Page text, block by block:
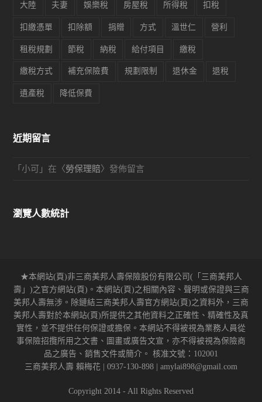
大陸 夫妻 娛樂稅 房屋稅 所得稅 扣稅
扣繳憑單 扣除額 捐贈 方式 溫世仁 營利
租稅規劃 節稅 納稅 給付項目 繳稅
繳稅方式 補充保險費 規劃限制 退休金 退稅
遺產稅 降低保費
近期留言
「 小可 」在〈勞保理賠〉發佈留言
瀏覽人數統計
★本網站(頁)非三商美邦人壽保險股份有限公司(「三商美邦人
壽」)之官方網站(頁)。本網站(頁)之相關內容、聲明或保證與三商
美邦人壽無涉。除鏈結三商美邦人壽官方網站(頁)之資料外，三商
美邦人壽對於本網站(頁)所提供之其他資料之正確性、精確性及真
實性，並不提供任何保證或擔保。本網站不得被視為業務人員從
事保險招攬所用之文書、圖畫或廣告文宣，亦不得被視為保險商
品之廣告、銷售文件或簡介。 核准文號：102001
三商美邦人壽 賴梅花 | 0937-130-898 | amylai898@gmail.com
Copyright 2014 - All Rights Reserved